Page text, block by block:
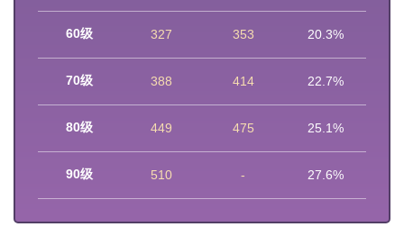
60级 327 353 20.3%
70级 388 414 22.7%
80级 449 475 25.1%
90级 510 - 27.6%